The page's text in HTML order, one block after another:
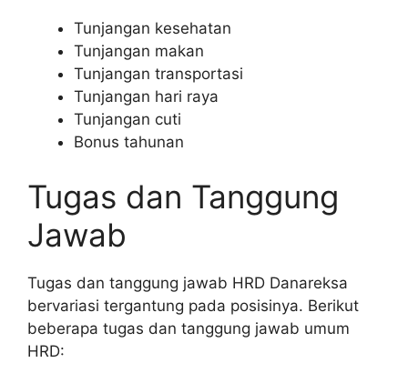
Tunjangan kesehatan
Tunjangan makan
Tunjangan transportasi
Tunjangan hari raya
Tunjangan cuti
Bonus tahunan
Tugas dan Tanggung
Jawab
Tugas dan tanggung jawab HRD Danareksa
bervariasi tergantung pada posisinya. Berikut
beberapa tugas dan tanggung jawab umum
HRD: